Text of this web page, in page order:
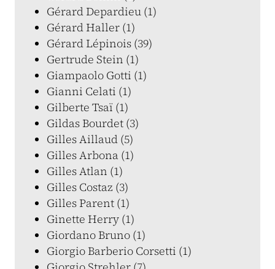
Gérard Depardieu (1)
Gérard Haller (1)
Gérard Lépinois (39)
Gertrude Stein (1)
Giampaolo Gotti (1)
Gianni Celati (1)
Gilberte Tsaï (1)
Gildas Bourdet (3)
Gilles Aillaud (5)
Gilles Arbona (1)
Gilles Atlan (1)
Gilles Costaz (3)
Gilles Parent (1)
Ginette Herry (1)
Giordano Bruno (1)
Giorgio Barberio Corsetti (1)